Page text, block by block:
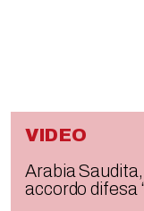
VIDEO
Arabia
accordo difesa